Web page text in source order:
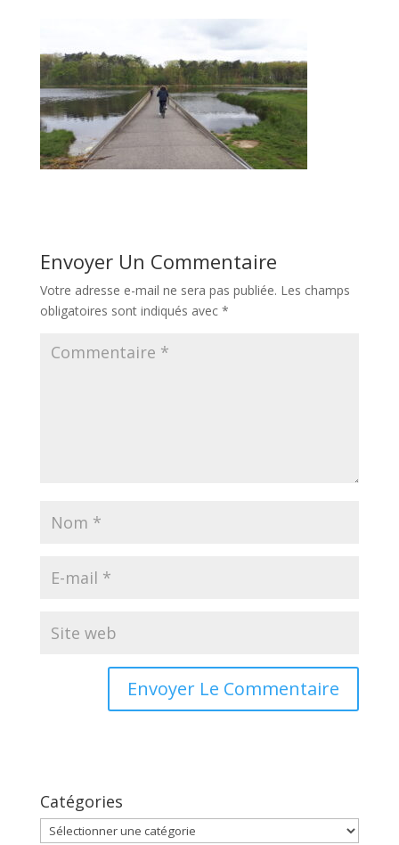
Envoyer Un Commentaire
Votre adresse e-mail ne sera pas publiée. Les champs
obligatoires sont indiqués avec *
Catégories
Catégories